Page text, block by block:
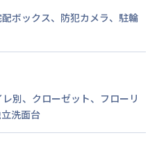
ボックス、 防犯カメラ、 駐輪
別、 クローゼット、 フローリ
洗面台